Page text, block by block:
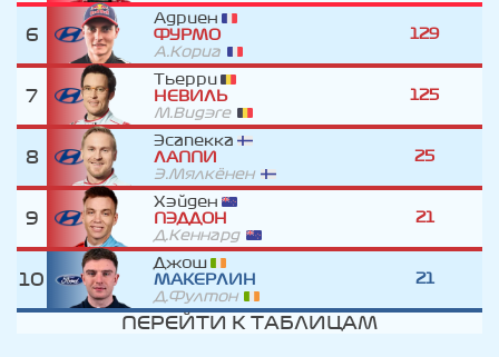
6
Адриен
ФУРМО
А.Кориа
129
7
Тьерри
НЕВИЛЬ
М.Видэге
125
8
Эсапекка
ЛАППИ
Э.Мялкёнен
25
9
Хэйден
ПЭДДОН
Д.Кеннард
21
10
Джош
МАКЕРЛИН
Д.Фултон
21
ПЕРЕЙТИ К ТАБЛИЦАМ